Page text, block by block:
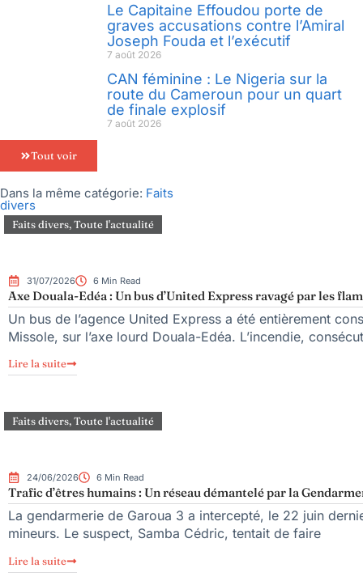
Le Capitaine Effoudou porte de
graves accusations contre l’Amiral
Joseph Fouda et l’exécutif
7 août 2026
CAN féminine : Le Nigeria sur la
route du Cameroun pour un quart
de finale explosif
7 août 2026
Tout voir
Dans la même catégorie: Faits
divers
Faits divers,Toute l'actualité
31/07/2026 6 Min Read
Axe Douala-Edéa : Un bus d’United Express ravagé par les
Un bus de l’agence United Express a été entièrement
Missole, sur l’axe lourd Douala-Edéa. L’incendie,
Lire la suite
Faits divers,Toute l'actualité
24/06/2026 6 Min Read
Trafic d’êtres humains : Un réseau démantelé par la
La gendarmerie de Garoua 3 a intercepté, le 22 juin
mineurs. Le suspect, Samba Cédric, tentait de faire
Lire la suite